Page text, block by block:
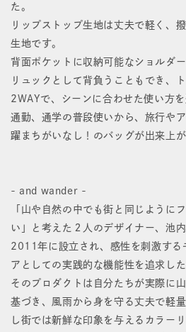
イ
ト
ー
ト
バ
グ
の
数
量
を
減
ト
ー
ト
数
量
を
増
た。
リップストップ生地は丈夫で軽く、
生地です。
背面ポケットに収納可能なショルダ
リュックとして背負うこともでき、
2WAYで、シーンに合わせた使い方を
通勤、通学の普段使いから、旅行や
躍まちがいなし！のバッグが出来上が
- and wander -
「山や自然の中でも街と同じように
い」と考えた２人のデザイナー、池
2011年に設立され、感性を刺激する
アとしての実践的な機能性を追求し
そのプロダクトは自分たちが実際に
基づき、風雨から身を守る丈夫で軽
し街では新鮮な印象を与えるカラー